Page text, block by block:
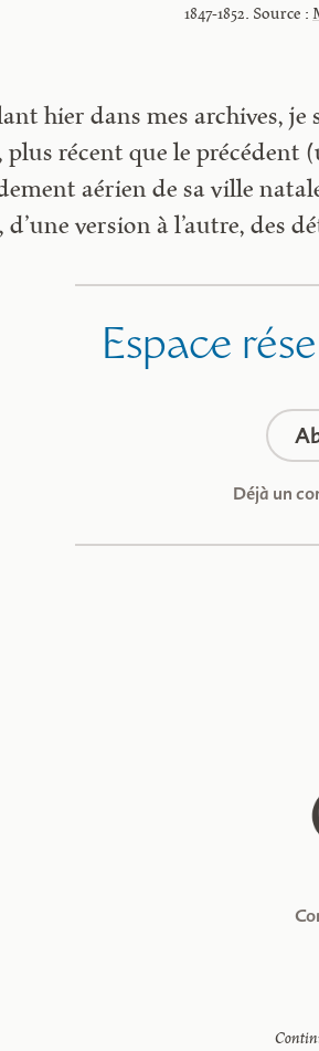
1847-1852. Source :
hier dans mes archives,
plus récent que le précédent
aérien de sa ville
d’une version à l’autre, des
Espace
Déjà un